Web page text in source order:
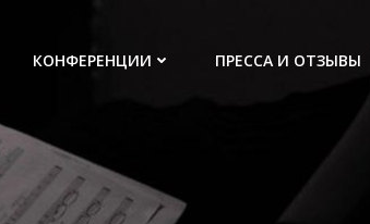
КОНФЕРЕНЦИИ ПРЕССА И ОТЗЫВЫ